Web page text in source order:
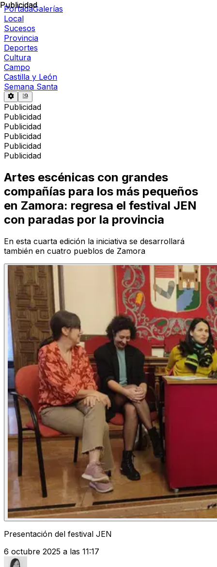
PortadaGalerías
Local
Sucesos
Provincia
Deportes
Cultura
Campo
Castilla y León
Semana Santa
Publicidad
Publicidad
Publicidad
Publicidad
Publicidad
Publicidad
Publicidad
Artes escénicas con grandes
compañías para los más pequeños
en Zamora: regresa el festival JEN
con paradas por la provincia
En esta cuarta edición la iniciativa se desarrollará
también en cuatro pueblos de Zamora
Presentación del festival JEN
6 octubre 2025 a las 11:17
Publicidad